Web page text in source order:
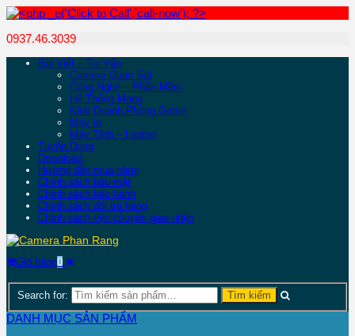
0937.46.3039
Bài Viết – Tư Vấn
Camera Quan Sát
Công Nghệ – Phần Mềm
Hệ Thống Mạng
Kinh Doanh Phòng Game
Máy In
Máy Tính – Laptop
Tuyển Dụng
Download
Hướng dẫn mua hàng
Chính sách bảo mật
Chính sách bảo hành
Chính sách đổi trả hàng
Chính sách vận chuyển giao nhận
Giỏ hàng0
Search for:
DANH MỤC SẢN PHẨM